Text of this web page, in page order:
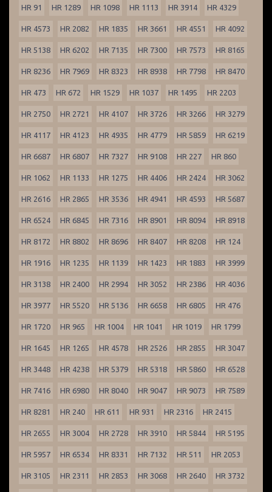
HR 91 HR 1289 HR 1098 HR 1113 HR 3914 HR 4329
HR 4573 HR 2082 HR 1835 HR 3661 HR 4551 HR 4092
HR 5138 HR 6202 HR 7135 HR 7300 HR 7573 HR 8165
HR 8236 HR 7969 HR 8323 HR 8938 HR 7798 HR 8470
HR 473 HR 672 HR 1529 HR 1037 HR 1495 HR 2203
HR 2750 HR 2721 HR 4107 HR 3726 HR 3266 HR 3279
HR 4117 HR 4123 HR 4935 HR 4779 HR 5859 HR 6219
HR 6687 HR 6807 HR 7327 HR 9108 HR 227 HR 860
HR 1062 HR 1133 HR 1275 HR 4406 HR 2424 HR 3062
HR 2616 HR 2865 HR 3536 HR 4941 HR 4593 HR 5687
HR 6524 HR 6845 HR 7316 HR 8901 HR 8094 HR 8918
HR 8172 HR 8802 HR 8696 HR 8407 HR 8208 HR 124
HR 1916 HR 1235 HR 1139 HR 1423 HR 1883 HR 3999
HR 3138 HR 2400 HR 2994 HR 3052 HR 2386 HR 4036
HR 3977 HR 5520 HR 5136 HR 6658 HR 6805 HR 476
HR 1720 HR 965 HR 1004 HR 1041 HR 1019 HR 1799
HR 1645 HR 1265 HR 4578 HR 2526 HR 2855 HR 3047
HR 3448 HR 4238 HR 5379 HR 5318 HR 5860 HR 6528
HR 7416 HR 6980 HR 8040 HR 9047 HR 9073 HR 7589
HR 8281 HR 240 HR 611 HR 931 HR 2316 HR 2415
HR 2655 HR 3004 HR 2728 HR 3910 HR 5844 HR 5195
HR 5957 HR 6534 HR 8331 HR 7132 HR 511 HR 2053
HR 3105 HR 2311 HR 2853 HR 3068 HR 2640 HR 3732